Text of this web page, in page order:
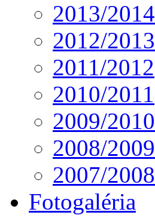
2013/2014
2012/2013
2011/2012
2010/2011
2009/2010
2008/2009
2007/2008
Fotogaléria